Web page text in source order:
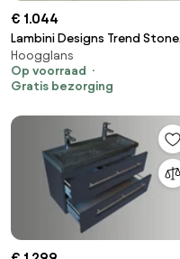
€ 1.044
Lambini Designs Trend Stone
badkamermeubel hoogglans
antraciet 60cm
Hoogglans
Op voorraad
Gratis bezorging